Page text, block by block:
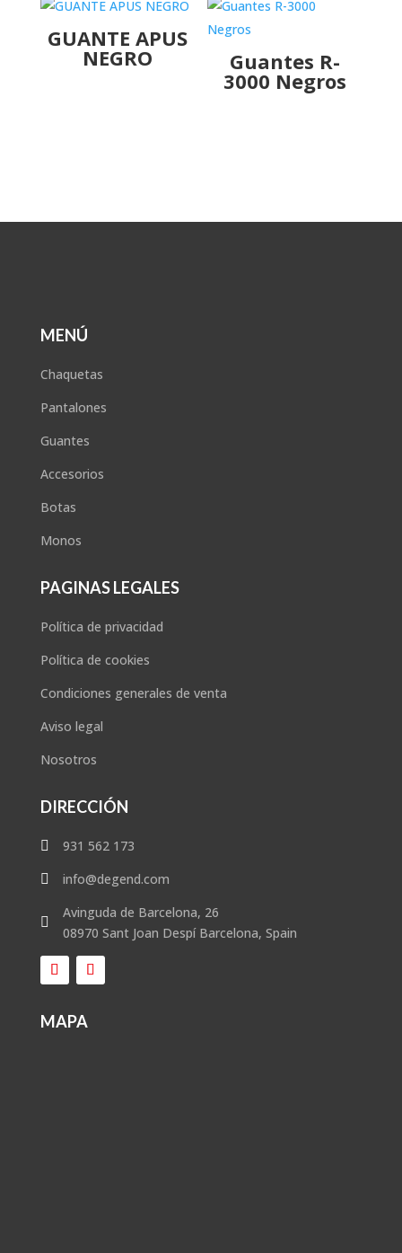
GUANTE APUS
NEGRO Guantes R-
3000 Negros
MENÚ
Chaquetas
Pantalones
Guantes
Accesorios
Botas
Monos
PAGINAS LEGALES
Política de privacidad
Política de cookies
Condiciones generales de venta
Aviso legal
Nosotros
DIRECCIÓN
 931 562 173
 info@degend.com

Avinguda de Barcelona, 26
08970 Sant Joan Despí Barcelona, Spain
MAPA